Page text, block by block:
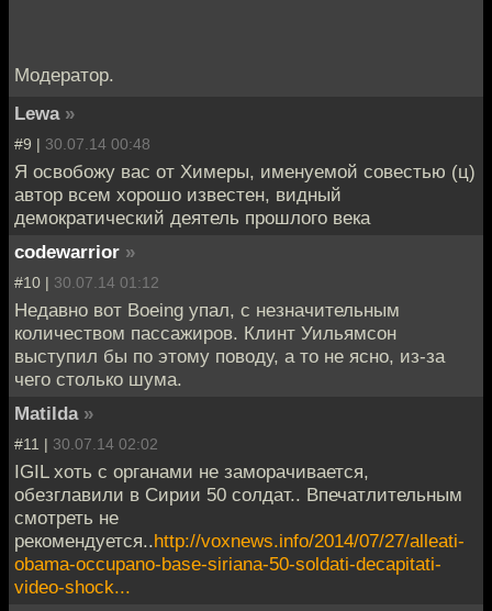
Модератор.
Lewa »
#9 | 30.07.14 00:48
Я освобожу вас от Химеры, именуемой совестью (ц)
автор всем хорошо известен, видный
демократический деятель прошлого века
codewarrior »
#10 | 30.07.14 01:12
Недавно вот Boeing упал, с незначительным
количеством пассажиров. Клинт Уильямсон
выступил бы по этому поводу, а то не ясно, из-за
чего столько шума.
Matilda »
#11 | 30.07.14 02:02
IGIL хоть с органами не заморачивается,
обезглавили в Сирии 50 солдат.. Впечатлительным
смотреть не
рекомендуется..http://voxnews.info/2014/07/27/alleati-
obama-occupano-base-siriana-50-soldati-decapitati-
video-shock...